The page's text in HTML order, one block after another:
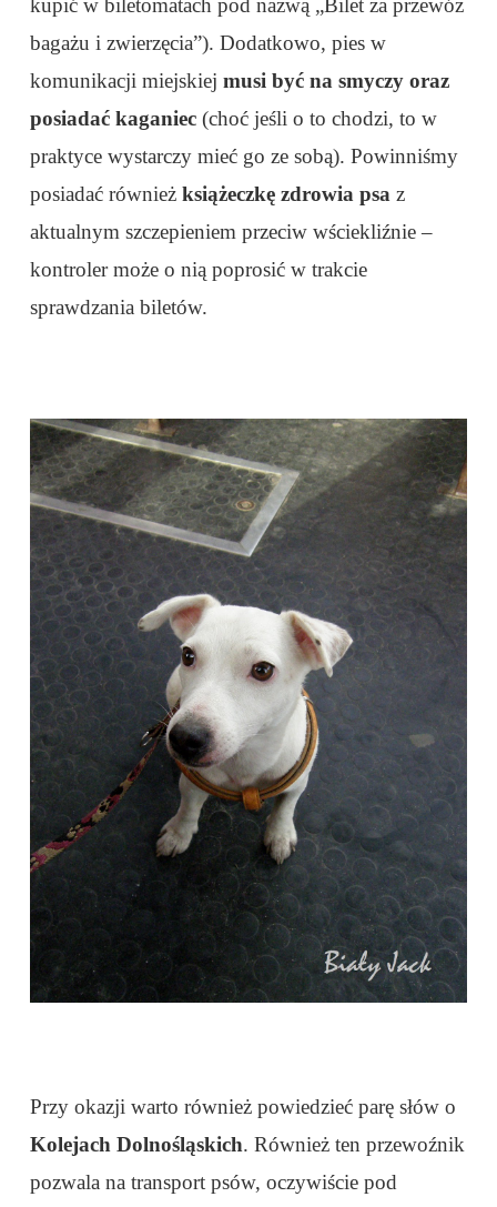
kupić w biletomatach pod nazwą „Bilet za przewóz
bagażu i zwierzęcia”). Dodatkowo, pies w
komunikacji miejskiej musi być na smyczy oraz
posiadać kaganiec(choć jeśli o to chodzi, to w
praktyce wystarczy mieć go ze sobą). Powinniśmy
posiadać również książeczkę zdrowia psa z
aktualnym szczepieniem przeciw wściekliźnie –
kontroler może o nią poprosić w trakcie
sprawdzania biletów.
Przy okazji warto również powiedzieć parę słów o
Kolejach Dolnośląskich. Również ten przewoźnik
pozwala na transport psów, oczywiście pod